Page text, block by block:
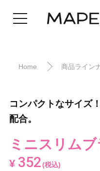
Home 商品ライン
コンパクトなサイズ
配合。
ミニスリム
¥ 352 (税込)